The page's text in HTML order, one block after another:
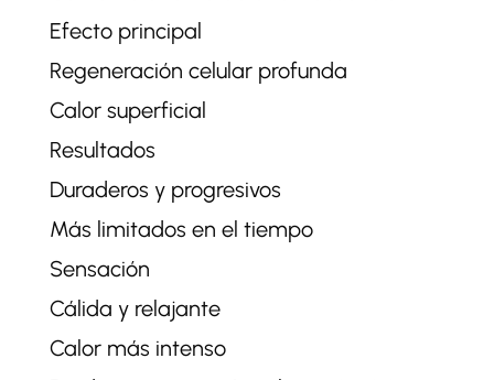
Efecto principal
Regeneración celular profunda
Calor superficial
Resultados
Duraderos y progresivos
Más limitados en el tiempo
Sensación
Cálida y relajante
Calor más intenso